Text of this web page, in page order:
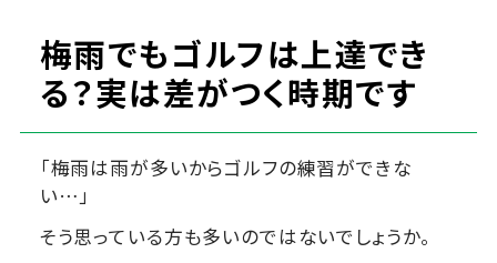
梅雨でもゴルフは上達でき
る？実は差がつく時期です
「梅雨は雨が多いからゴルフの練習ができな
い…」
そう思っている方も多いのではないでしょうか。